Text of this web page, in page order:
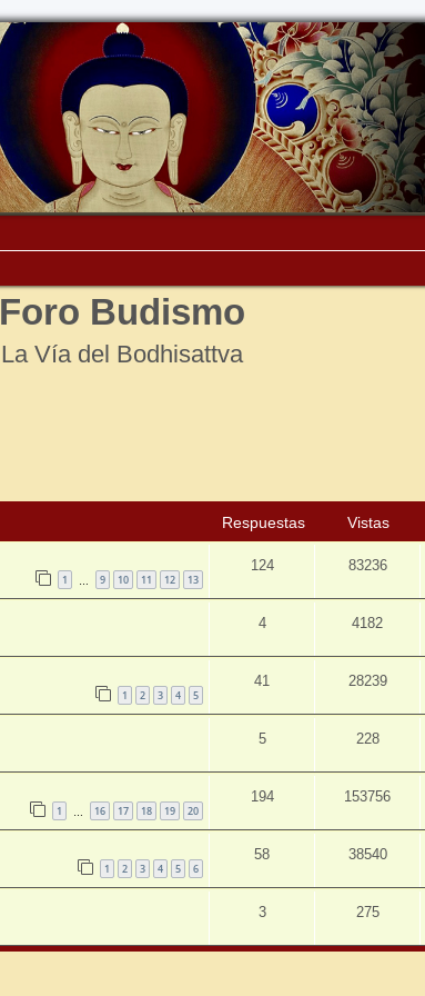
Foro Budismo
La Vía del Bodhisattva
Respuestas Vistas
1 9 10 11 12 13
124 83236
4 4182
1 2 3 4 5
41 28239
5 228
1 16 17 18 19 20
194 153756
1 2 3 4 5 6
58 38540
3 275